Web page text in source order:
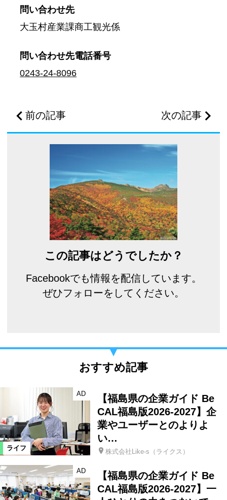
問い合わせ先
大玉村産業課商工観光係
問い合わせ先電話番号
0243-24-8096
前の記事 次の記事
この記事はどうでしたか？
Facebookでも情報を配信しています。
ぜひフォローをしてください。
おすすめ記事
ライフ
AD
【福島県の企業ガイド Be
CAL福島版2026-2027】企
業やユーザーとのよりよ
い…
株式会社Like-s（ライクス）
AD
【福島県の企業ガイド Be
CAL福島版2026-2027】一